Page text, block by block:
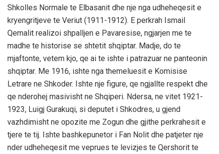
Shkolles Normale te Elbasanit dhe nje nga udheheqesit e
kryengritjeve te Veriut (1911-1912). E perkrah Ismail
Qemalit realizoi shpalljen e Pavaresise, ngjarjen me te
madhe te historise se shtetit shqiptar. Madje, do te
mjaftonte, vetem kjo, qe ai te ishte i patrazuar ne panteonin
shqiptar. Me 1916, ishte nga themeluesit e Komisise
Letrare ne Shkoder. Ishte nje figure, qe ngjallte respekt dhe
qe nderohej masivisht ne Shqiperi. Ndersa, ne vitet 1921-
1923, Luigj Gurakuqi, si deputet i Shkodres, u gjend
vazhdimisht ne opozite me Zogun dhe gjithe perkrahesit e
tjere te tij. Ishte bashkepunetor i Fan Nolit dhe patjeter nje
nder udheheqesit me veprues te levizjes te Qershorit te